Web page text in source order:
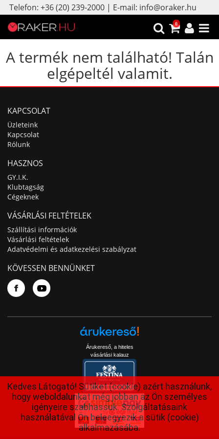
Telefon: +36 (20) 239-2000 | E-mail: info@oraker.hu
0
A termék nem található! Talán
elgépeltél valamit.
KAPCSOLAT
Üzleteink
Kapcsolat
Rólunk
HASZNOS
GY.I.K.
Klubtagság
Cégeknek
VÁSÁRLÁSI FELTÉTELEK
Szállítási információk
Vásárlási feltételek
Adatvédelmi és adatkezelési szabályzat
KÖVESSEN BENNÜNKET
Árukereső, a hiteles
vásárlási kalauz
Kedves Látogató! Sütiket (cookie) azért használunk,
hogy weboldalunkat még jobban az Ön személyes
igényeire szabhassuk. Szolgáltatásaink
használatával Ön beleegyezik a sütik (cookie)
alkalmazásába.